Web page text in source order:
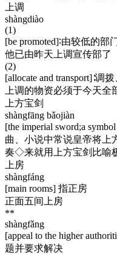
上调
shàngdiào
(1)
[be promoted]∶由较低的
他已由昨天上调宣传部了
(2)
[allocate and transport]∶调
上调的物资必须于今天全
上方宝剑
shàngfāng bǎojiàn
[the imperial sword;a
曲、小说中常说皇帝将上
奏◇来就用上方宝剑比喻
上房
shàngfáng
[main rooms] 指正房
正面五间上房
**
shàngfǎng
[appeal to the higher
题并要求解决